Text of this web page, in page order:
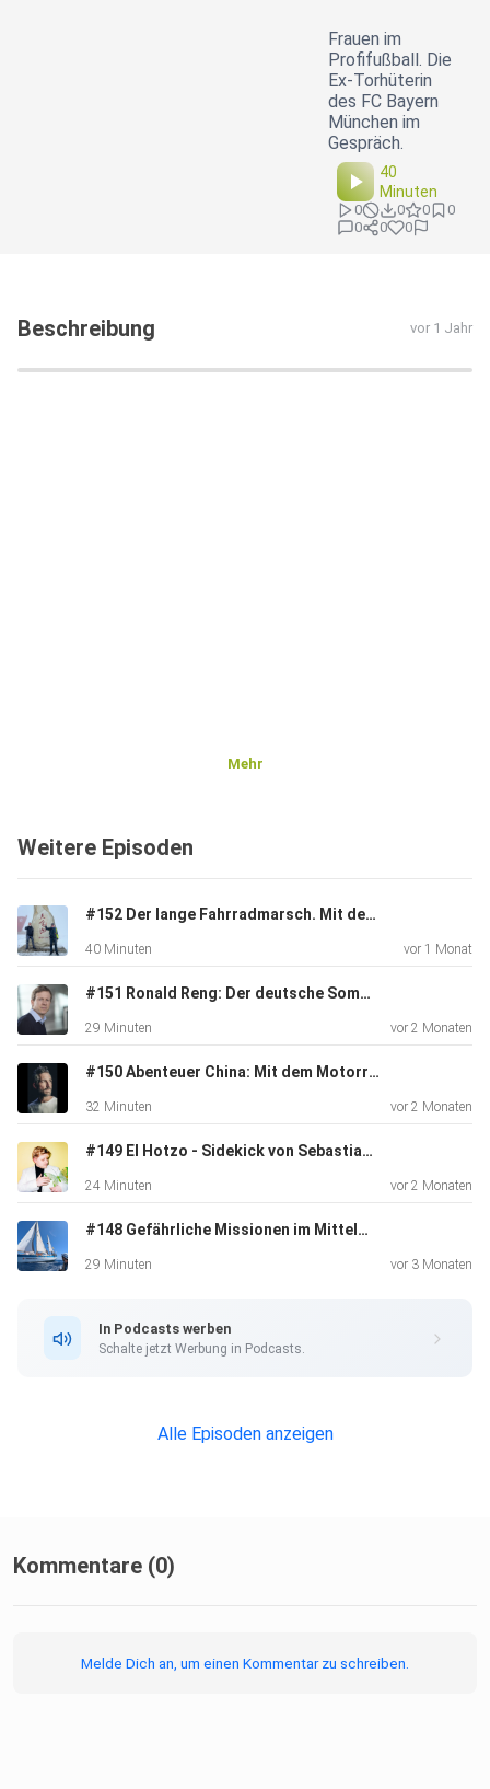
Frauen im
Profifußball. Die
Ex-Torhüterin
des FC Bayern
München im
Gespräch.
40
Minuten
0 0 0
0
0
0 0
Beschreibung vor 1 Jahr
Mehr
Weitere Episoden
#152 Der lange Fahrradmarsch. Mit dem Rad durch China
40 Minuten vor 1 Monat
#151 Ronald Reng: Der deutsche Sommer. Als 2006 plötzlich die Leichtigkeit einzog
29 Minuten vor 2 Monaten
#150 Abenteuer China: Mit dem Motorrad zum Bucherfolg
32 Minuten vor 2 Monaten
#149 El Hotzo - Sidekick von Sebastian Hotz
24 Minuten vor 2 Monaten
#148 Gefährliche Missionen im Mittelmeer mit CompassCollective
29 Minuten vor 3 Monaten
In Podcasts werben
Schalte jetzt Werbung in Podcasts.
Alle Episoden anzeigen
Kommentare (0)
Melde Dich an, um einen Kommentar zu schreiben.